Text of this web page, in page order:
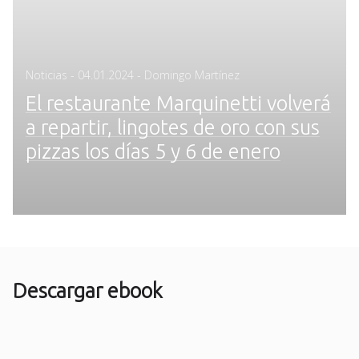
Noticias - Posted
04.01.2024 - Domingo Martínez
El restaurante Marquinetti volverá
a repartir, lingotes de oro con sus
pizzas los días 5 y 6 de enero
Descargar ebook